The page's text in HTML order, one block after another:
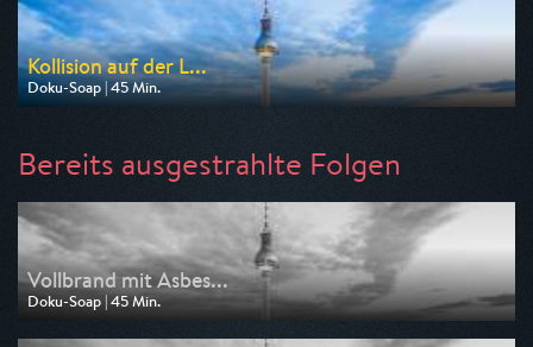
Kollision auf der L...
Doku-Soap | 45 Min.
Ausgestrahlt von WDR
Bereits ausgestrahlte Folgen
Vollbrand mit Asbes...
Doku-Soap | 45 Min.
Ausgestrahlt von WDR
am 05.08.2026, 16:15